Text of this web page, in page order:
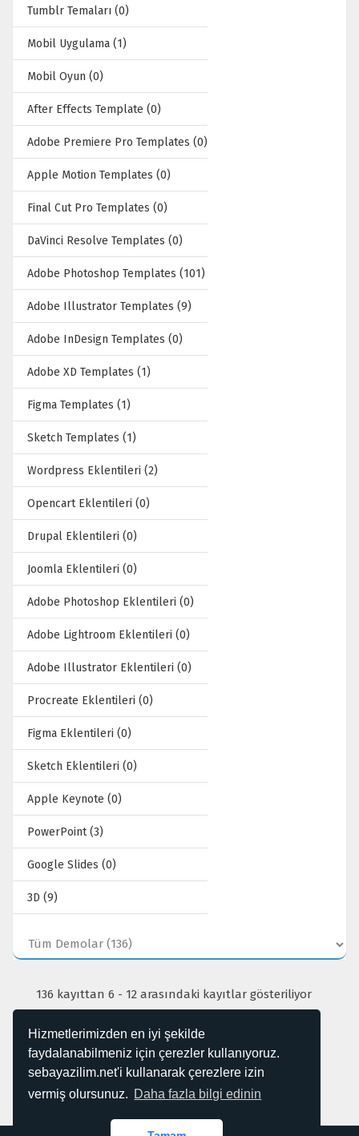
Hizmetlerimizden en iyi şekilde
faydalanabilmeniz için çerezler kullanıyoruz.
sebayazilim.net'i kullanarak çerezlere izin
vermiş olursunuz. Daha fazla bilgi edinin
Tumblr Temaları (0)
Mobil Uygulama (1)
Mobil Oyun (0)
After Effects Template (0)
Adobe Premiere Pro Templates (0)
Apple Motion Templates (0)
Final Cut Pro Templates (0)
DaVinci Resolve Templates (0)
Adobe Photoshop Templates (101)
Adobe Illustrator Templates (9)
Adobe InDesign Templates (0)
Adobe XD Templates (1)
Figma Templates (1)
Sketch Templates (1)
Wordpress Eklentileri (2)
Opencart Eklentileri (0)
Drupal Eklentileri (0)
Joomla Eklentileri (0)
Adobe Photoshop Eklentileri (0)
Adobe Lightroom Eklentileri (0)
Adobe Illustrator Eklentileri (0)
Procreate Eklentileri (0)
Figma Eklentileri (0)
Sketch Eklentileri (0)
Apple Keynote (0)
PowerPoint (3)
Google Slides (0)
3D (9)
136 kayıttan 6 - 12 arasındaki kayıtlar gösteriliyor
3 4 5 6 7
Kabul Ettiğimiz Ödemeler